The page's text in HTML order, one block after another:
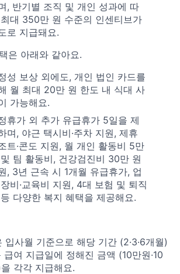
, 반기별 조직 및 개인 성과에 따
대 350만 원 수준의 인센티브가
로 지급돼요.
은 아래와 같아요.
성 보상 외에도, 개인 법인 카드를
월 최대 20만 원 한도 내 식대 사
가능해요.
휴가 외 추가 유급휴가 5일을 제
며, 야근 택시비·주차 지원, 제휴
트·콘도 지원, 월 개인 활동비 5만
팀 활동비, 건강검진비 30만 원
, 3년 근속 시 1개월 유급휴가, 업
비·교육비 지원, 4대 보험 및 퇴직
다양한 복지 혜택을 제공해요.
입사월 기준으로 해당 기간 (2·3·6개월)
급여 지급일에 정해진 금액 (10만원·10
각각 지급해요.